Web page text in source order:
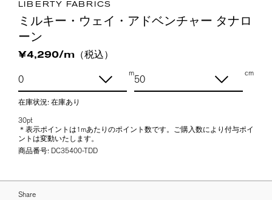
LIBERTY FABRICS
ミルキー・ウェイ・アドベンチャー タナロ
ーン
¥4,290/m（税込）
m cm
在庫状況: 在庫あり
30pt
＊表示ポイントは1mあたりのポイント数です。ご購入数により付与ポイ
ントは変動いたします。
商品番号: DC35400-TDD
Share